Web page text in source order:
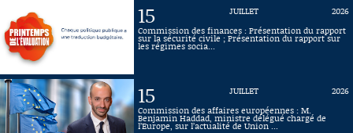
15 JUILLET
2026
Commission des finances : Présentation du rapport
sur la sécurité civile ; Présentation du rapport sur
les régimes socia...
15 JUILLET
2026
Commission des affaires européennes : M.
Benjamin Haddad, ministre délégué chargé de
l’Europe, sur l’actualité de Union ...